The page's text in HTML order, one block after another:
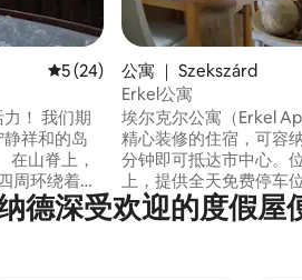
价
平均评分 5 分（满分 5 分），共 24
5 (24)
！ 我们期
祥和的岛
山脊上，
周环绕着葡
露台上欣赏
缸中欣赏日
公寓 ｜ Szekszárd
Erkel公寓
埃尔克尔公寓（Erkel
精心装修的住宿，可容
分钟即可抵达市中心。
上，提供全天免费停车
漂亮，光线充足，视觉
适。配备冰箱、微波炉
德深受欢迎的度假屋